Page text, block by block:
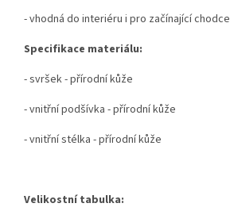
- vhodná do interiéru i pro začínající chodce
Specifikace materiálu:
- svršek - přírodní kůže
- vnitřní podšívka - přírodní kůže
- vnitřní stélka - přírodní kůže
Velikostní tabulka: